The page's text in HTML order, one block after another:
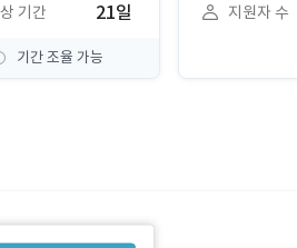
기간 21일
기간 조율 가능
지원자 수